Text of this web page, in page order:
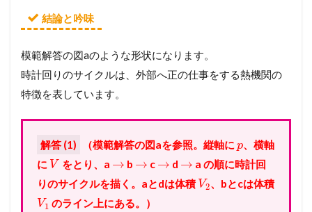
結論と吟味
模範解答の図aのような形状になります。
時計回りのサイクルは、外部へ正の仕事をする熱機関の
特徴を表しています。
解答 (1) （模範解答の図aを参照。縦軸に p、横軸
に V をとり、a → b → c → d → a の順に時計回
りのサイクルを描く。aとdは体積 V2、bとcは体積
V1 のライン上にある。）